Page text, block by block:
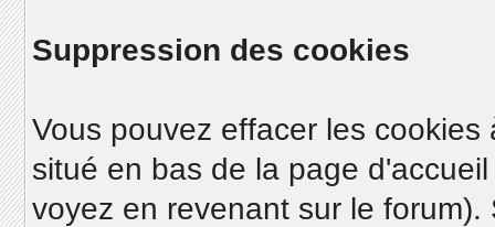
Suppression des cookies
Vous pouvez effacer les
situé en bas de la page
voyez en revenant sur le